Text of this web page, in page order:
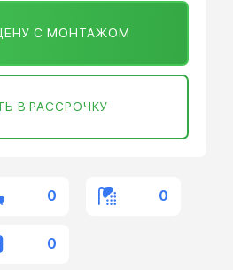
С МОНТАЖОМ
В РАССРОЧКУ
0 0
0